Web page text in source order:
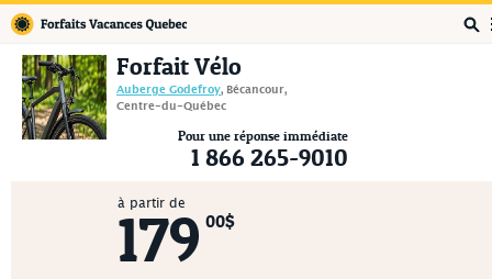
Forfait Vélo
Auberge Godefroy, Bécancour,
Centre-du-Québec
Pour une réponse immédiate
1 866 265-9010
à partir de
179 00$